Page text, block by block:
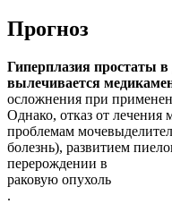
Прогноз
Гиперплазия простаты
вылечивается
осложнения при
Однако, отказ от лечения
проблемам
болезнь), развитием
перерождении в
раковую опухоль
.